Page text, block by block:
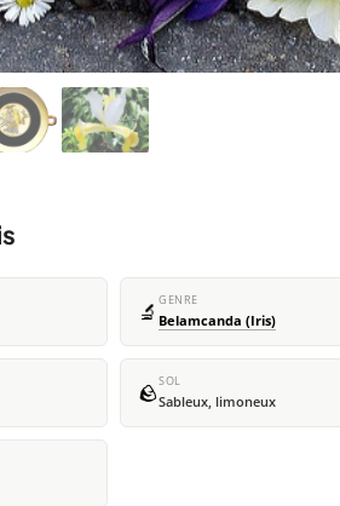
🔬 GENRE
Belamcanda (Iris)
🪨SOL
Sableux, limoneux